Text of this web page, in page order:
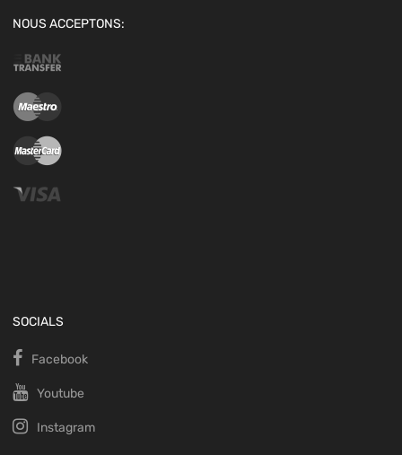
NOUS ACCEPTONS:
SOCIALS
Facebook
Youtube
Instagram